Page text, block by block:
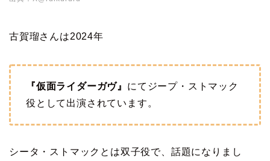
古賀瑠さんは2024年
『仮面ライダーガヴ』 にてジープ・ストマック
役として出演されています。
シータ・ストマックとは双子役で、話題になりまし